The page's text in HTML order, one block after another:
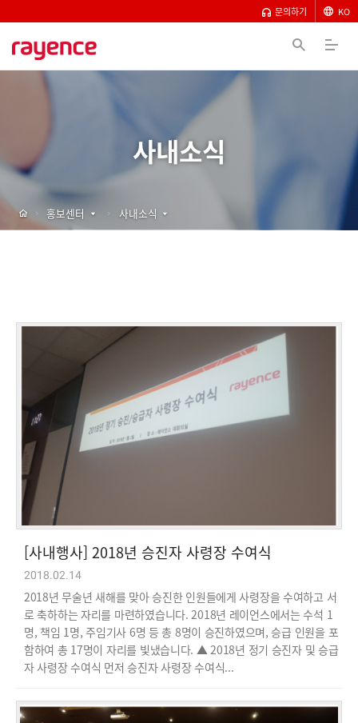
문의하기 KO
사내소식
[사내행사] 2018년 승진자 사령장 수여식
2018.02.14
2018년 무술년 새해를 맞아 승진한 인원들에게 사령장을 수여하고 서
로 축하하는 자리를 마련하였습니다. 2018년 레이언스에서는 수석 1
명, 책임 1명, 주임기사 6명 등 총 8명이 승진하였으며, 승급 인원을 포
함하여 총 17명이 자리를 빛냈습니다. ▲ 2018년 정기 승진자 및 승급
자 사령장 수여식 먼저 승진자 사령장 수여식...